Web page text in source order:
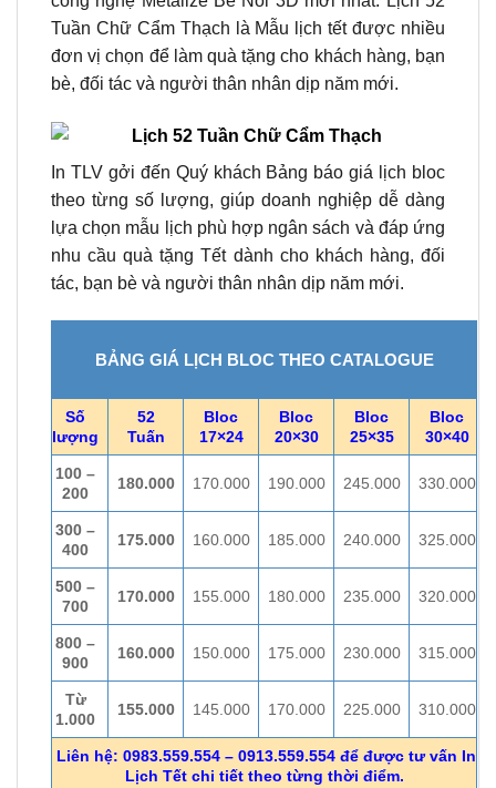
Tuần Chữ Cẩm Thạch là Mẫu lịch tết được nhiều
đơn vị chọn để làm quà tặng cho khách hàng, bạn
bè, đối tác và người thân nhân dịp năm mới.
In TLV gởi đến Quý khách Bảng báo giá lịch bloc
theo từng số lượng, giúp doanh nghiệp dễ dàng
lựa chọn mẫu lịch phù hợp ngân sách và đáp ứng
nhu cầu quà tặng Tết dành cho khách hàng, đối
tác, bạn bè và người thân nhân dịp năm mới.
BẢNG GIÁ LỊCH BLOC THEO CATALOGUE
Số
lượng
52
Tuấn
Bloc
17×24
Bloc
20×30
Bloc
25×35
Bloc
30×40
100 –
200
180.000 170.000 190.000 245.000 330.000
300 –
400
175.000 160.000 185.000 240.000 325.000
500 –
700
170.000 155.000 180.000 235.000 320.000
800 –
900
160.000 150.000 175.000 230.000 315.000
Từ
1.000
155.000 145.000 170.000 225.000 310.000
Liên hệ: 0983.559.554 – 0913.559.554 để được tư vấn In
Lịch Tết chi tiết theo từng thời điểm.